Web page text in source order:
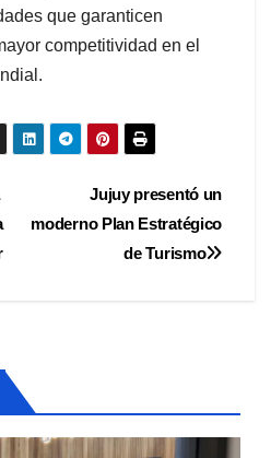
que garanticen
competitividad en el
Jujuy presentó un
moderno Plan Estratégico
de Turismo